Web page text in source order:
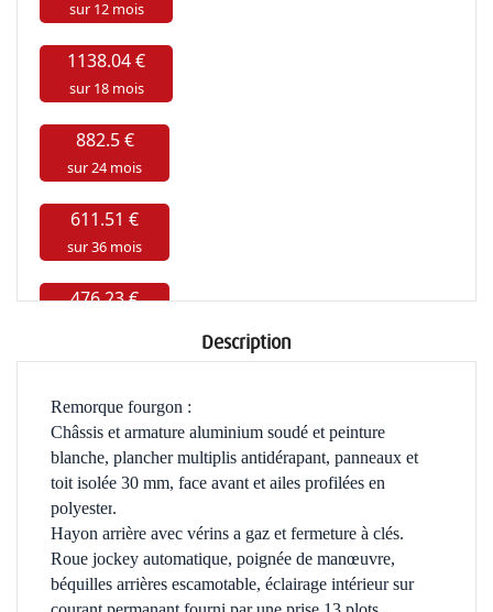
Description
Remorque fourgon :
Châssis et armature aluminium soudé et peinture
blanche, plancher multiplis antidérapant, panneaux et
toit isolée 30 mm, face avant et ailes profilées en
polyester.
Hayon arrière avec vérins a gaz et fermeture à clés.
Roue jockey automatique, poignée de manœuvre,
béquilles arrières escamotable, éclairage intérieur sur